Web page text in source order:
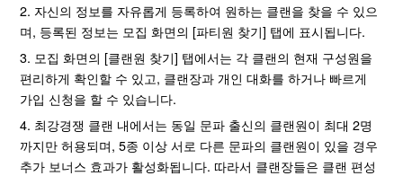
2. 자신의 정보를 자유롭게 등록하여 원하는 클랜을 찾을 수 있으
며, 등록된 정보는 모집 화면의 [파티원 찾기] 탭에 표시됩니다.
3. 모집 화면의 [클랜원 찾기] 탭에서는 각 클랜의 현재 구성원을
편리하게 확인할 수 있고, 클랜장과 개인 대화를 하거나 빠르게
가입 신청을 할 수 있습니다.
4. 최강경쟁 클랜 내에서는 동일 문파 출신의 클랜원이 최대 2명
까지만 허용되며, 5종 이상 서로 다른 문파의 클랜원이 있을 경우
추가 보너스 효과가 활성화됩니다. 따라서 클랜장들은 클랜 편성